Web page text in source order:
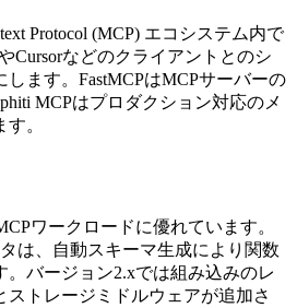
Protocol (MCP) エコシステム内で
Cursorなどのクライアントとのシ
ます。FastMCPはMCPサーバーの
MCPはプロダクション対応のメ
。
ワークロードに優れています。
は、自動スキーマ生成により関数
。バージョン2.xでは組み込みのレ
ストレージミドルウェアが追加さ